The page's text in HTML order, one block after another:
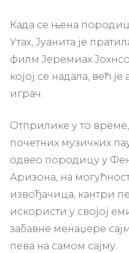
Када се њена
Утах, Јуанита је
филм Јеремиах
којој се надала, већ
играч.
Отприлике у то
почетних музичких
одвео породицу у
Аризона, на
извођачица, кантри
искористи у својој
забавне менаџере
пева на самом сајму.